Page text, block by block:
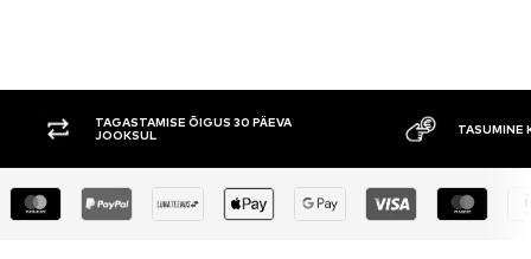
TAGASTAMISE ÕIGUS 30 PÄEVA
JOOKSUL
TASUMINE